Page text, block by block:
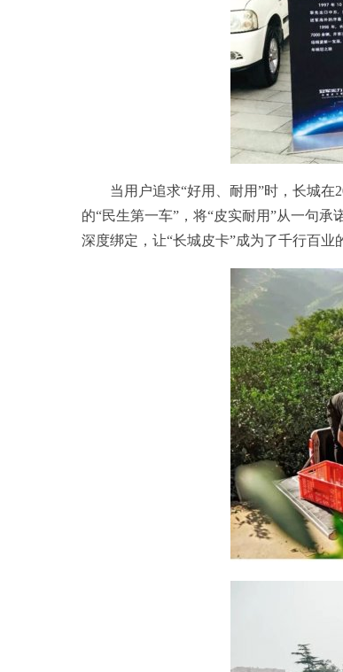
当用户追求“好用、耐用”时，长城
的“民生第一车”，将“皮实耐用”从一句
深度绑定，让“长城皮卡”成为了千行百业